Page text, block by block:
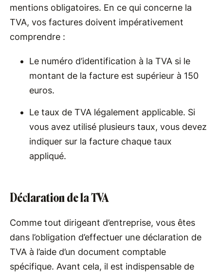
mentions obligatoires. En ce qui concerne la
TVA, vos factures doivent impérativement
comprendre :
Le numéro d’identification à la TVA si le
montant de la facture est supérieur à 150
euros.
Le taux de TVA légalement applicable. Si
vous avez utilisé plusieurs taux, vous devez
indiquer sur la facture chaque taux
appliqué.
Déclaration de la TVA
Comme tout dirigeant d’entreprise, vous êtes
dans l’obligation d’effectuer une déclaration de
TVA à l’aide d’un document comptable
spécifique. Avant cela, il est indispensable de